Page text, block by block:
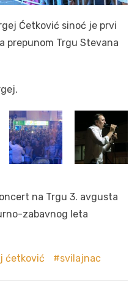
Ćetković sinoć je prvi
prepunom Trgu Stevana
na Trgu 3. avgusta
zabavnog leta
ćetković svilajnac